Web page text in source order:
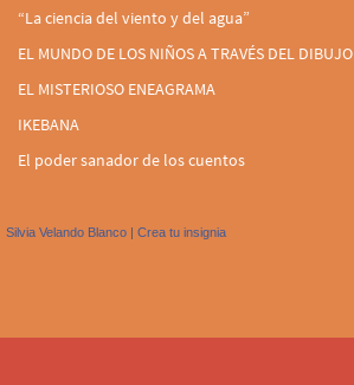
“La ciencia del viento y del agua”
EL MUNDO DE LOS NIÑOS A TRAVÉS DEL DIBUJO
EL MISTERIOSO ENEAGRAMA
IKEBANA
El poder sanador de los cuentos
Silvia Velando Blanco | Crea tu insignia